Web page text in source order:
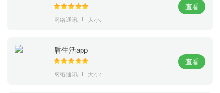
网络通讯 大小:
查看
盾生活app
网络通讯 大小:
查看